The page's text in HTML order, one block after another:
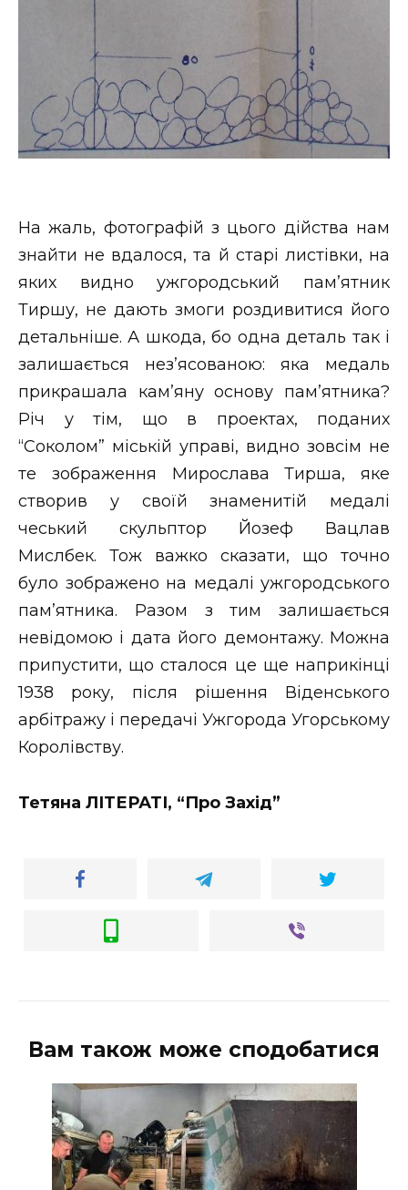
На жаль, фотографій з цього дійства нам
знайти не вдалося, та й старі листівки, на
яких видно ужгородський пам’ятник
Тиршу, не дають змоги роздивитися його
детальніше. А шкода, бо одна деталь так і
залишається нез’ясованою: яка медаль
прикрашала кам’яну основу пам’ятника?
Річ у тім, що в проектах, поданих
“Соколом” міській управі, видно зовсім не
те зображення Мирослава Тирша, яке
створив у своїй знаменитій медалі
чеський скульптор Йозеф Вацлав
Мислбек. Тож важко сказати, що точно
було зображено на медалі ужгородського
пам’ятника. Разом з тим залишається
невідомою і дата його демонтажу. Можна
припустити, що сталося це ще наприкінці
1938 року, після рішення Віденського
арбітражу і передачі Ужгорода Угорському
Королівству.
Тетяна ЛІТЕРАТІ, “Про Захід”
Вам також може сподобатися